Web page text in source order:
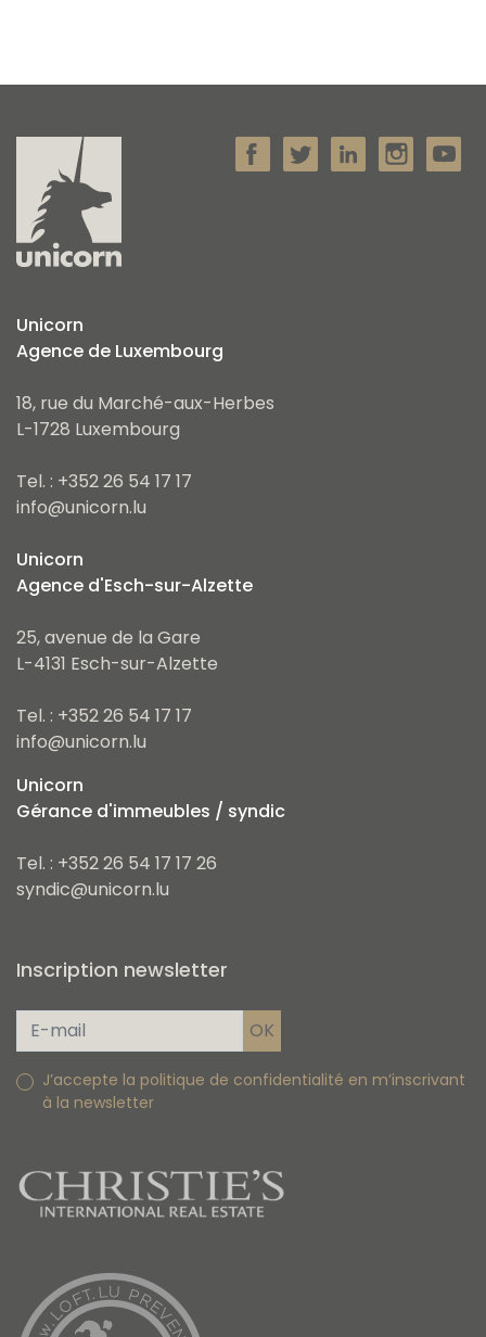
Unicorn
Agence de Luxembourg
18, rue du Marché-aux-Herbes
L-1728 Luxembourg
Tel. : +352 26 54 17 17
info@unicorn.lu
Unicorn
Agence d'Esch-sur-Alzette
25, avenue de la Gare
L-4131 Esch-sur-Alzette
Tel. : +352 26 54 17 17
info@unicorn.lu
Unicorn
Gérance d'immeubles / syndic
Tel. : +352 26 54 17 17 26
syndic@unicorn.lu
Inscription newsletter
J’accepte la politique de confidentialité en m’inscrivant
à la newsletter